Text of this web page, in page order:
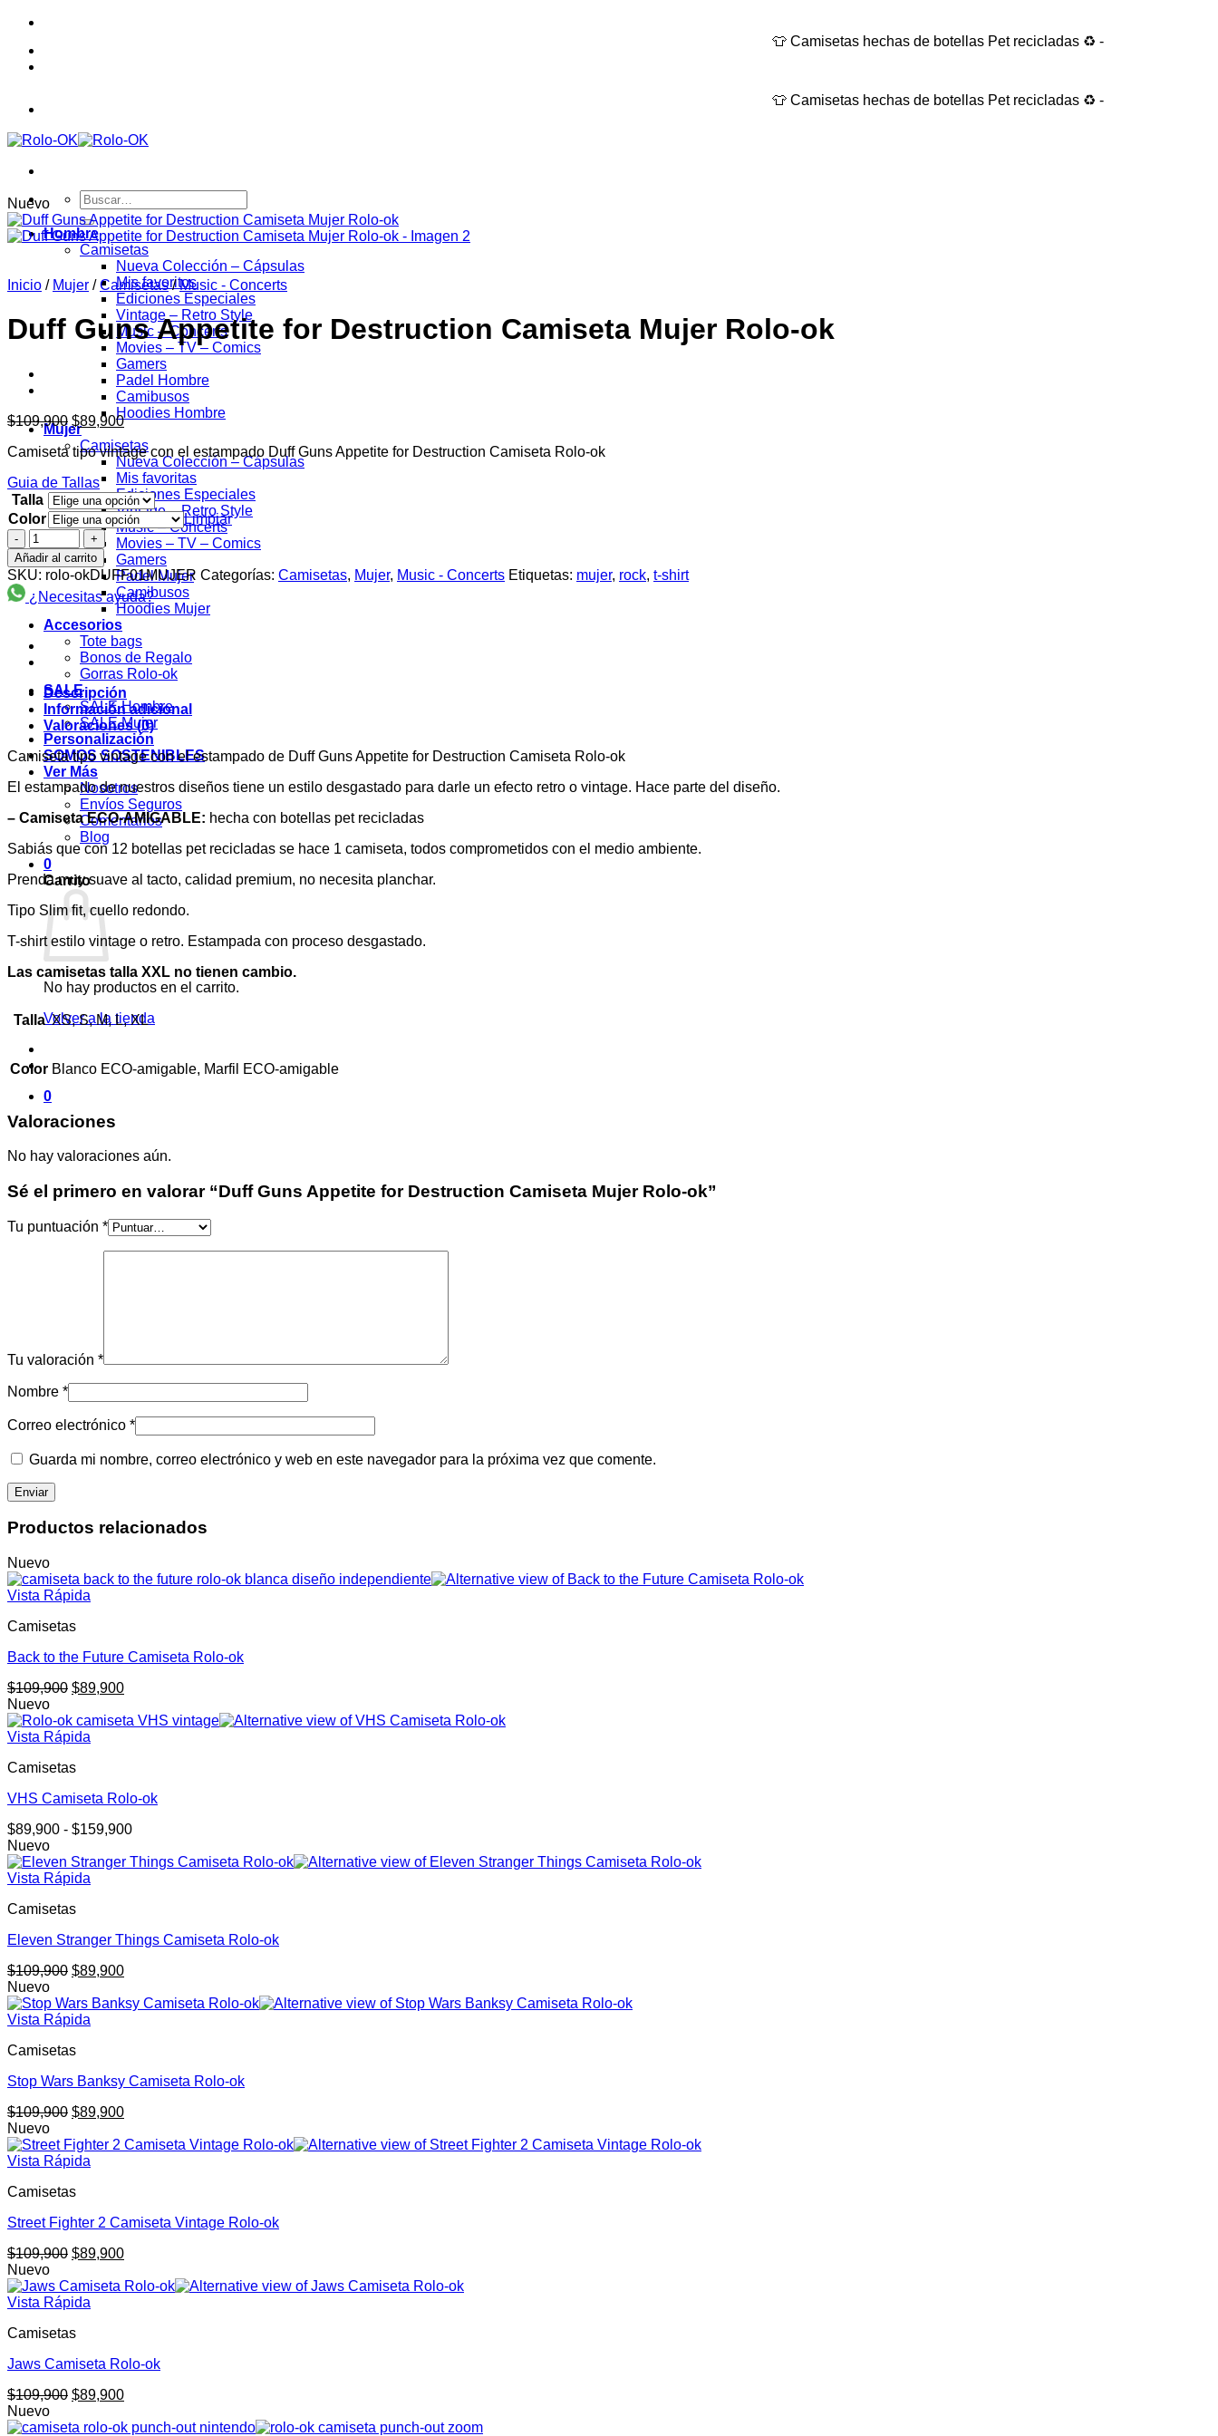
Saltar
contenido
👕 Camisetas hechas de botellas Pet recicladas ♻️ - 🔥 Por compras
👕 Camisetas hechas de botellas Pet recicladas ♻️ - 🔥 Por compras
Buscar
por:
Hombre
Camisetas
Nueva Colección – Cápsulas
Mis favoritos
Ediciones Especiales
Vintage – Retro Style
Music – Concerts
Movies – TV – Comics
Gamers
Padel Hombre
Camibusos
Hoodies Hombre
Mujer
Camisetas
Nueva Colección – Cápsulas
Mis favoritas
Ediciones Especiales
Vintage – Retro Style
Music – Concerts
Movies – TV – Comics
Gamers
Padel Mujer
Camibusos
Hoodies Mujer
Accesorios
Tote bags
Bonos de Regalo
Gorras Rolo-ok
SALE
SALE Hombre
SALE Mujer
Personalización
SOMOS SOSTENIBLES
Ver Más
Nosotros
Envíos Seguros
Comentarios
Blog
0
Carrito
No hay productos en el carrito.
Volver a la tienda
0
Nuevo
Inicio / Mujer / Camisetas / Music - Concerts
Duff Guns Appetite for Destruction Camiseta Mujer Rolo-ok
$109,900 El
precio
original
$109,900.
$89,900El
actual
es:
$89,900.
Camiseta tipo vintage con el estampado Duff Guns Appetite for Destruction Camiseta Rolo-ok
Guia de Tallas
Talla
Color
Limpiar
Duff
Guns
Appetite
for
Destruction
Camiseta
Mujer
Rolo-
ok
cantidad
Añadir al carrito
SKU: rolo-okDUFF01MUJER Categorías: Camisetas, Mujer, Music - Concerts Etiquetas: mujer, rock, t-shirt
¿Necesitas ayuda?
Descripción
Información adicional
Valoraciones (0)
Camiseta tipo vintage con el estampado de Duff Guns Appetite for Destruction Camiseta Rolo-ok
El estampado de nuestros diseños tiene un estilo desgastado para darle un efecto retro o vintage. Hace parte del diseño.
– Camiseta ECO-AMIGABLE: hecha con botellas pet recicladas
Sabiás que con 12 botellas pet recicladas se hace 1 camiseta, todos comprometidos con el medio ambiente.
Prenda muy suave al tacto, calidad premium, no necesita planchar.
Tipo Slim fit, cuello redondo.
T-shirt estilo vintage o retro. Estampada con proceso desgastado.
Las camisetas talla XXL no tienen cambio.
Talla XS, S, M, L, XL
Color Blanco ECO-amigable, Marfil ECO-amigable
Valoraciones
No hay valoraciones aún.
Sé el primero en valorar “Duff Guns Appetite for Destruction Camiseta Mujer Rolo-ok”
Tu puntuación *
Tu valoración *
Nombre *
Correo electrónico *
Guarda mi nombre, correo electrónico y web en este navegador para la próxima vez que comente.
Productos relacionados
Nuevo
Vista Rápida
Camisetas
Back to the Future Camiseta Rolo-ok
$109,900 El
original
era:
$89,900El
actual
Nuevo
Vista Rápida
Camisetas
VHS Camiseta Rolo-ok
$89,900 - $159,900Rango
precios:
Nuevo
Vista Rápida
Camisetas
Eleven Stranger Things Camiseta Rolo-ok
$109,900 El
original
era:
$89,900El
actual
Nuevo
Vista Rápida
Camisetas
Stop Wars Banksy Camiseta Rolo-ok
$109,900 El
original
era:
$89,900El
actual
Nuevo
Vista Rápida
Camisetas
Street Fighter 2 Camiseta Vintage Rolo-ok
$109,900 El
original
era:
$89,900El
actual
Nuevo
Vista Rápida
Camisetas
Jaws Camiseta Rolo-ok
$109,900 El
original
$89,900El
actual
Nuevo